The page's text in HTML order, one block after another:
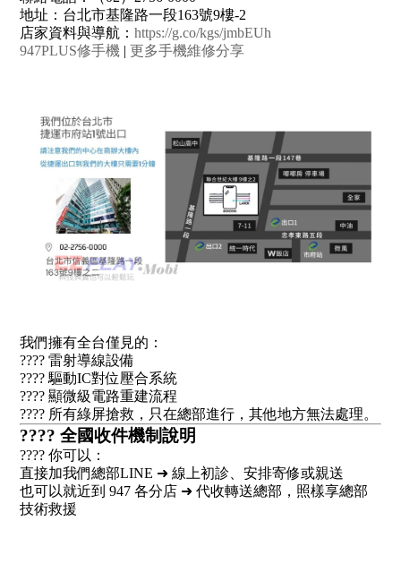
地址：台北市基隆路一段163號9樓-2
店家資料與導航：https://g.co/kgs/jmbEUh
947PLUS修手機 |更多手機維修分享
我們擁有全台僅見的：
???? 雷射導線設備
???? 驅動IC對位壓合系統
???? 顯微級電路重建流程
???? 所有綠屏搶救，只在總部進行，其他地方無法處理。
???? 全國收件機制說明
???? 你可以：
直接加我們總部LINE ➜ 線上初診、安排寄修或親送
也可以就近到 947 各分店 ➜ 代收轉送總部，照樣享總部
技術救援